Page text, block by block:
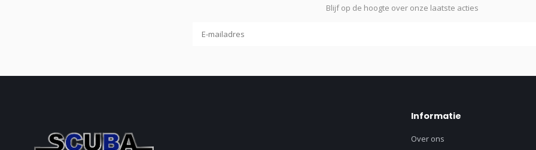
Blijf op de hoogte over onze laatste acties
Informatie
Over ons